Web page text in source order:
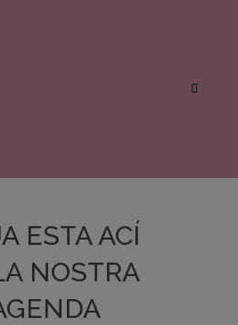
ESTA ACÍ
NOSTRA